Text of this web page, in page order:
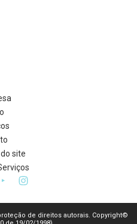
site
de direitos autorais. Copyright©